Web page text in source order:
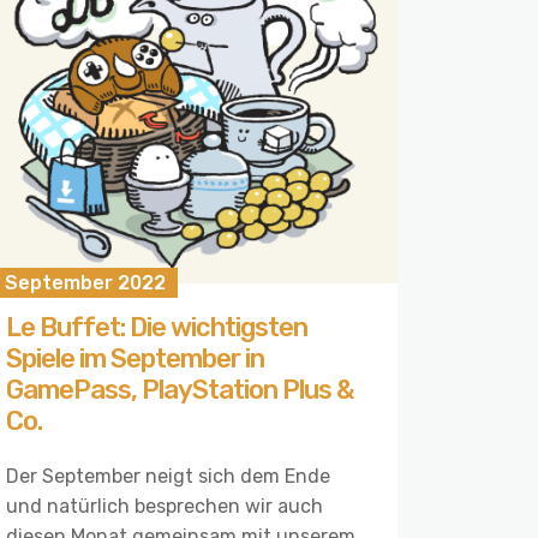
September 2022
Le Buffet: Die wichtigsten
Spiele im September in
GamePass, PlayStation Plus &
Co.
Der September neigt sich dem Ende
und natürlich besprechen wir auch